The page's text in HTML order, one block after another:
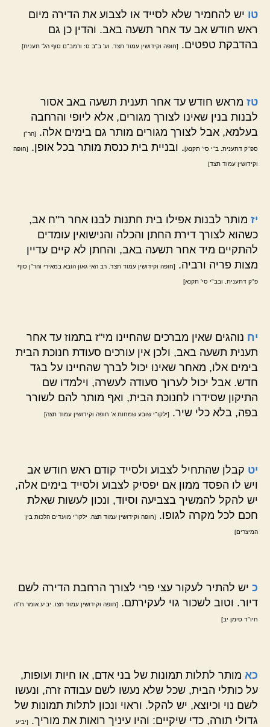
טו יש להחמיר שלא לסייד או לצבוע את הדירה מיום
ראש חודש אב עד אחר תשעה באב. והדין כן גם
בהדבקת טפטים.
[חופה וקידושין עמוד תצד. וע' ב"ב ס: ורמב"ם סוף הל' תענית]
טז מראש חודש עד אחר תענית תשעה באב אסור
לבנות בנין שאינו לצורך מגורים, אלא ליופי והרחבה
בעלמא, אבל לצורך מגורים מותר גם בימים אלה.
[הר"ן
ספ"ק דתענית. ב"י סי' תקנא]. ובניית בית כנסת מותר בכל אופן. [חופה
וקידושין עמוד תצד]
יז מותר לבנות אפילו בית חתנות לבנו אחר ר"ח אב,
כשהוא לצורך דירת החתן והכלה והנישואין עומדים
להתקיים מיד אחר תשעה באב, והחתן לא קיים עדיין
מצות פריה ורביה.
[חופה וקידושין עמוד תצד. רב האי גאון הובא במאירי והר"ן סוף
פ"ק דתענית, ובב"י סי' תקנא]
יח נוהגים שאין מברכים שהחיינו מי"ז בתמוז עד אחר
תענית תשעה באב, ולכן אין עורכים סעודת חנוכת הבית
בימים אלו, מאחר שאינו יכול לברך שהחיינו על בגד
חדש. אבל יכול לערוך סעודה לעשרה, וילמדו שם
התיקון שסידרו לחנוכת הבית, ואף מותר להם לשורר
בפה, בלא כלי שיר.
[ילקו"י שובע שמחות א' חופה וקידושין עמוד תצה]
יט קבלן שהתחיל לצבוע ולסייד קודם ראש חודש אב
ויש לו הפסד ממון אם יפסיק לצבוע ולסייד בימים אלה,
יש להקל להמשיך בצביעה וסיוד, ונכון לעשות שאלת
חכם לכל מקרה לגופו.
[חופה וקידושין עמוד תצה. ילקו"י מועדים הלכות בין
המיצרים]
כ יש להתיר לעקור עצי פרי לצורך הרחבת הדירה לשם
דיור. וטוב לשכור גוי לעקירתם.
[חופה וקידושין עמוד תצו. יביע אומר ח"ה
חיו"ד סימן יב]
כא מותר לתלות תמונות של בני אדם, או חיות ועופות,
על כותלי הבית, שכל שלא נעשו לשם עבודה זרה, ונעשו
לשם נוי וכיוצא, יש להקל. וראוי ונכון לתלות תמונות של
גדולי תורה, כדי שיקיים: והיו עיניך רואות את מוריך.
[יביע